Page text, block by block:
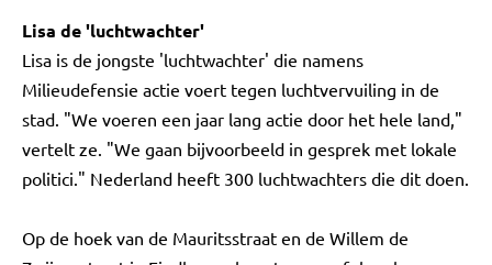
Lisa de 'luchtwachter'
Lisa is de jongste 'luchtwachter' die namens
Milieudefensie actie voert tegen luchtvervuiling in de
stad. "We voeren een jaar lang actie door het hele land,"
vertelt ze. "We gaan bijvoorbeeld in gesprek met lokale
politici." Nederland heeft 300 luchtwachters die dit doen.
Op de hoek van de Mauritsstraat en de Willem de